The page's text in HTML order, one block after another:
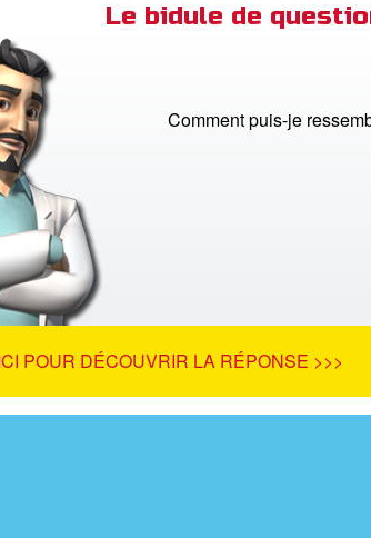
Le bidule de
Comment puis-je
POUR DÉCOUVRIR LA RÉPONSE >>>